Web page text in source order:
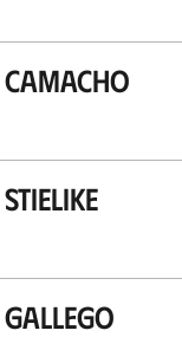
Camacho
Stielike
Gallego